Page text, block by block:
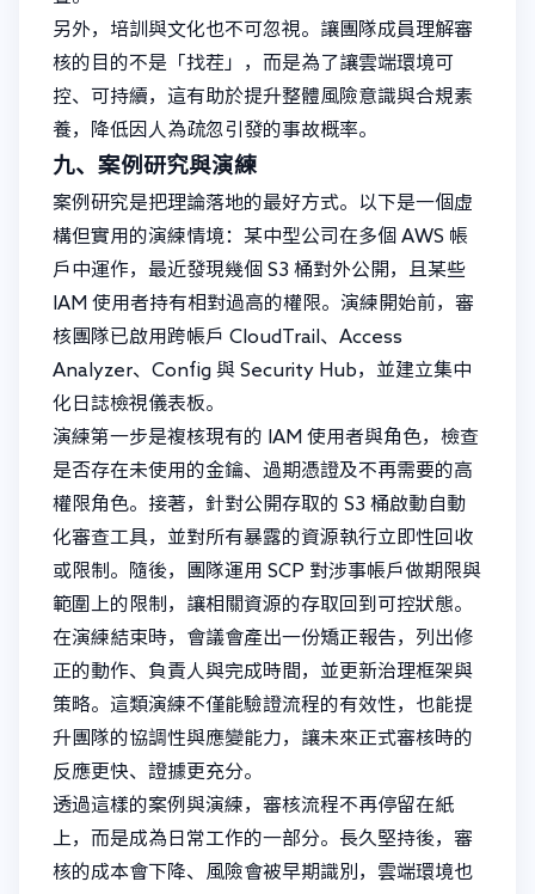
另外，培訓與文化也不可忽視。讓團隊成員理解審
核的目的不是「找茬」，而是為了讓雲端環境可
控、可持續，這有助於提升整體風險意識與合規素
養，降低因人為疏忽引發的事故概率。
九、案例研究與演練
案例研究是把理論落地的最好方式。以下是一個虛
構但實用的演練情境：某中型公司在多個 AWS 帳
戶中運作，最近發現幾個 S3 桶對外公開，且某些
IAM 使用者持有相對過高的權限。演練開始前，審
核團隊已啟用跨帳戶 CloudTrail、Access
Analyzer、Config 與 Security Hub，並建立集中
化日誌檢視儀表板。
演練第一步是複核現有的 IAM 使用者與角色，檢查
是否存在未使用的金鑰、過期憑證及不再需要的高
權限角色。接著，針對公開存取的 S3 桶啟動自動
化審查工具，並對所有暴露的資源執行立即性回收
或限制。隨後，團隊運用 SCP 對涉事帳戶做期限與
範圍上的限制，讓相關資源的存取回到可控狀態。
在演練結束時，會議會產出一份矯正報告，列出修
正的動作、負責人與完成時間，並更新治理框架與
策略。這類演練不僅能驗證流程的有效性，也能提
升團隊的協調性與應變能力，讓未來正式審核時的
反應更快、證據更充分。
透過這樣的案例與演練，審核流程不再停留在紙
上，而是成為日常工作的一部分。長久堅持後，審
核的成本會下降、風險會被早期識別，雲端環境也